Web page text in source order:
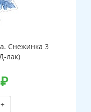
Снежинка 3
лак)
₽
+